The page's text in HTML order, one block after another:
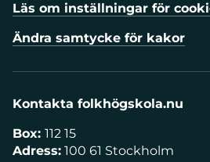
Läs om inställningar för
Ändra samtycke för kakor
Kontakta folkhögskola.nu
Box: 112 15
Adress: 100 61 Stockholm